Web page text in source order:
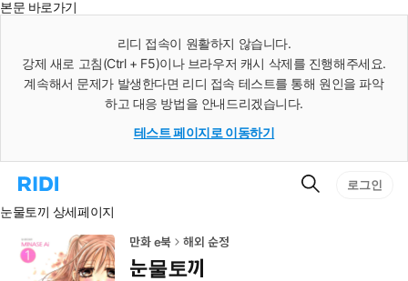
본문 바로가기
리디 접속이 원활하지 않습니다.
강제 새로 고침(Ctrl + F5)이나 브라우저 캐시 삭제를 진행해주세요.
계속해서 문제가 발생한다면 리디 접속 테스트를 통해 원인을 파악
하고 대응 방법을 안내드리겠습니다.
테스트 페이지로 이동하기
리
홈
로
이
검
로그인
눈물토끼 상세페이지
만화 e북 해외 순정
눈물토끼